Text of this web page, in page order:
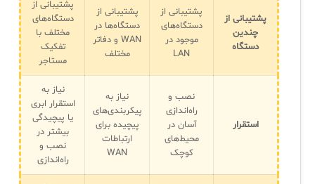
پشتیبانی از
چندین
دستگاه
پشتیبانی از
دستگاه‌های
موجود در
LAN
پشتیبانی از
دستگاه‌ها در
WAN و دفاتر
مختلف
پشتیبانی از
دستگاه‌های
مختلف با
تفکیک
مستاجر
استقرار
نصب و
راه‌اندازی
آسان در
محیط‌های
کوچک
نیاز به
پیکربندی‌های
پیچیده برای
ارتباطات
WAN
نیاز به
استقرار ابری
یا پیچیدگی
بیشتر در
نصب و
راه‌اندازی